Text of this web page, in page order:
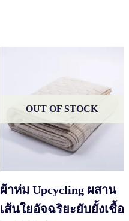
OUT OF STOCK
ผ้าห่ม Upcycling ผสาน
เส้นใยอัจฉริยะยับยั้งเชื้อ